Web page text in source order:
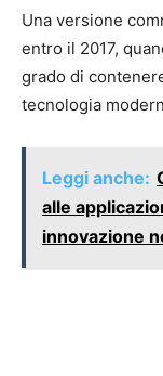
Una versione
entro il 2017,
grado di
tecnologia
Leggi anche:
alle
innovazione